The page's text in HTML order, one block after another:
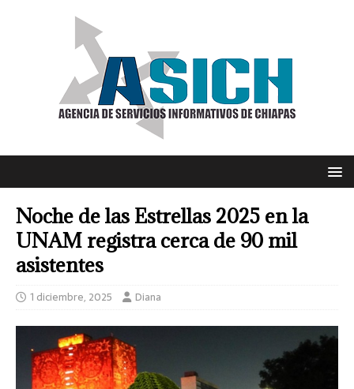
Noche de las Estrellas 2025 en la
UNAM registra cerca de 90 mil
asistentes
1 diciembre, 2025 Diana